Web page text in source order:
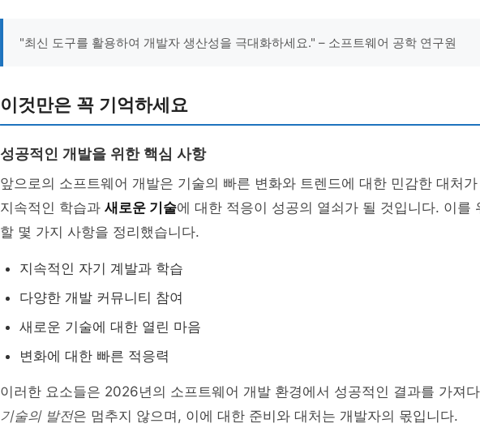
"최신 도구를 활용하여 개발자 생산성을 극대화하세요." – 소프트웨어 공학 연구원
이것만은 꼭 기억하세요
성공적인 개발을 위한 핵심 사항
앞으로의 소프트웨어 개발은 기술의 빠른 변화와 트렌드에 대한 민감한 대처
지속적인 학습과 새로운 기술에 대한 적응이 성공의 열쇠가 될 것입니다. 이를
할 몇 가지 사항을 정리했습니다.
지속적인 자기 계발과 학습
다양한 개발 커뮤니티 참여
새로운 기술에 대한 열린 마음
변화에 대한 빠른 적응력
이러한 요소들은 2026년의 소프트웨어 개발 환경에서 성공적인 결과를 가져
기술의 발전은 멈추지 않으며, 이에 대한 준비와 대처는 개발자의 몫입니다.